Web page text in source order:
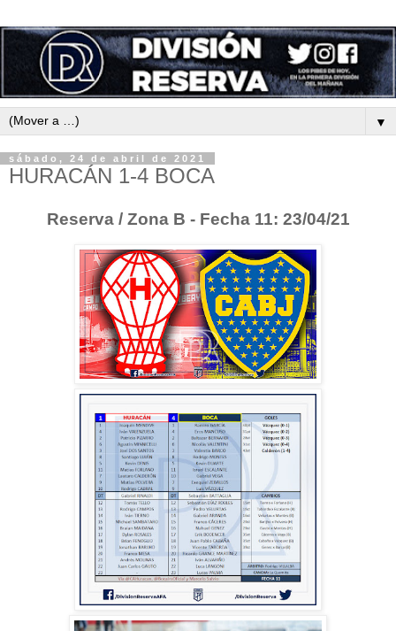
▼
sábado, 24 de abril de 2021
HURACÁN 1-4 BOCA
Reserva / Zona B - Fecha 11: 23/04/21